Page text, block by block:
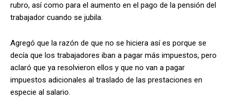
rubro, así como para el aumento en el pago de la pensión del
trabajador cuando se jubila.
Agregó que la razón de que no se hiciera así es porque se
decía que los trabajadores iban a pagar más impuestos, pero
aclaró que ya resolvieron ellos y que no van a pagar
impuestos adicionales al traslado de las prestaciones en
especie al salario.